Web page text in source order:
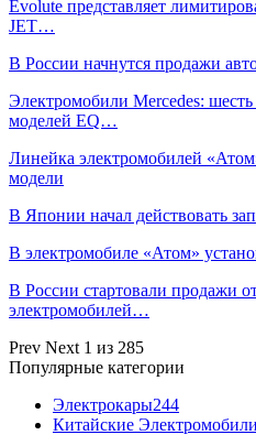
Evolute представляет
JET…
В России начнутся продажи
Электромобили Mercedes:
моделей EQ…
Линейка электромобилей
модели
В Японии начал действовать
В электромобиле «Атом»
В России стартовали продажи
электромобилей…
Prev Next 1 из 285
Популярные категории
Электрокары244
Китайские Электромобили